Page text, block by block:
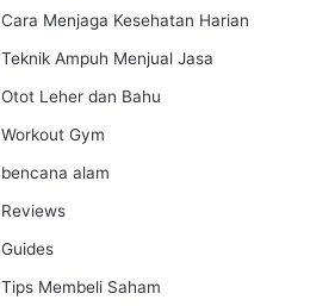
Cara Menjaga Kesehatan Harian
Teknik Ampuh Menjual Jasa
Otot Leher dan Bahu
Workout Gym
bencana alam
Reviews
Guides
Tips Membeli Saham